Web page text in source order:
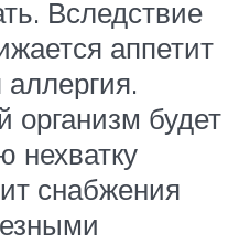
Вследствие
аппетит
организм будет
нехватку
снабжения